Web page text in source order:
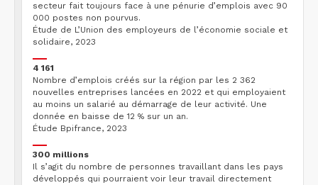
secteur fait toujours face à une pénurie d’emplois avec 90
000 postes non pourvus.
Étude de L’Union des employeurs de l’économie sociale et
solidaire, 2023
4 161
Nombre d’emplois créés sur la région par les 2 362
nouvelles entreprises lancées en 2022 et qui employaient
au moins un salarié au démarrage de leur activité. Une
donnée en baisse de 12 % sur un an.
Étude Bpifrance, 2023
300 millions
Il s’agit du nombre de personnes travaillant dans les pays
développés qui pourraient voir leur travail directement